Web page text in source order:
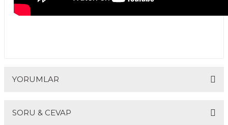
YORUMLAR
SORU & CEVAP